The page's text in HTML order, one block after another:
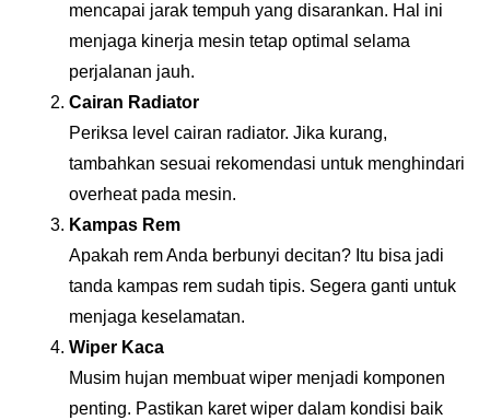
mencapai jarak tempuh yang disarankan. Hal ini
menjaga kinerja mesin tetap optimal selama
perjalanan jauh.
Cairan Radiator
Periksa level cairan radiator. Jika kurang,
tambahkan sesuai rekomendasi untuk menghindari
overheat pada mesin.
Kampas Rem
Apakah rem Anda berbunyi decitan? Itu bisa jadi
tanda kampas rem sudah tipis. Segera ganti untuk
menjaga keselamatan.
Wiper Kaca
Musim hujan membuat wiper menjadi komponen
penting. Pastikan karet wiper dalam kondisi baik